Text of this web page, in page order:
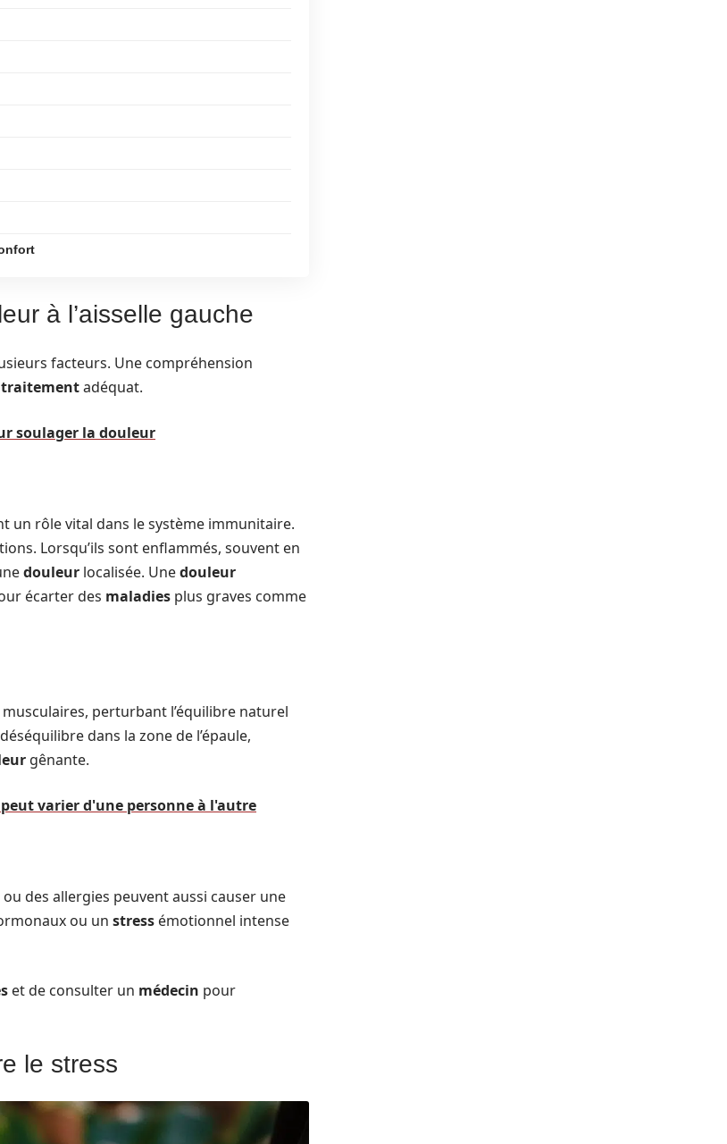
à l’aisselle gauche
facteurs. Une compréhension
traitementadéquat.
soulager la douleur
un rôle vital dans le système immunitaire.
Lorsqu’ils sont enflammés, souvent en
douleur localisée. Unedouleur
écarter des maladies plus graves comme
perturbant l’équilibre naturel
dans la zone de l’épaule,
gênante.
varier d'une personne à l'autre
des allergies peuvent aussi causer une
ou un stress émotionnel intense
et de consulter un médecin pour
le stress